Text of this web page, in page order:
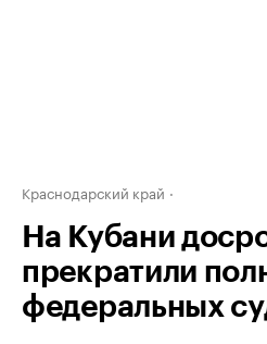
Краснодарский край
На Кубани
прекратили
федеральных